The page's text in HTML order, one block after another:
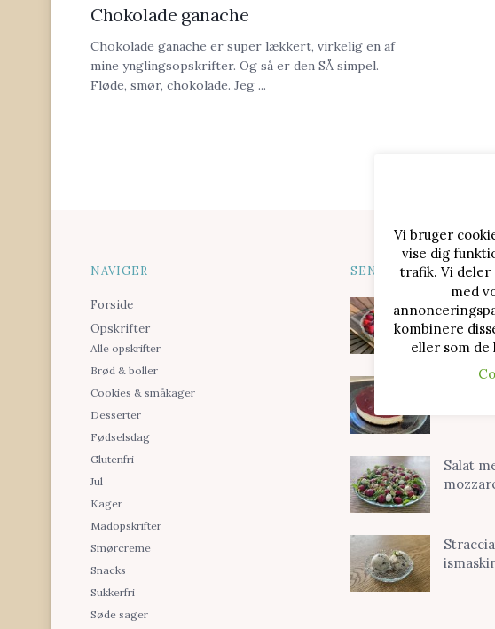
Chokolade ganache
Chokolade ganache er super lækkert, virkelig en af
mine ynglingsopskrifter. Og så er den SÅ simpel.
Fløde, smør, chokolade. Jeg ...
NAVIGER
Forside
Opskrifter
Alle opskrifter
Brød & boller
Cookies & småkager
Desserter
Fødselsdag
Glutenfri
Jul
Kager
Madopskrifter
Smørcreme
Snacks
Sukkerfri
Søde sager
SENESTE
Salat
Vi bruger
vise dig
trafik. Vi deler
med
kombinere
eller som